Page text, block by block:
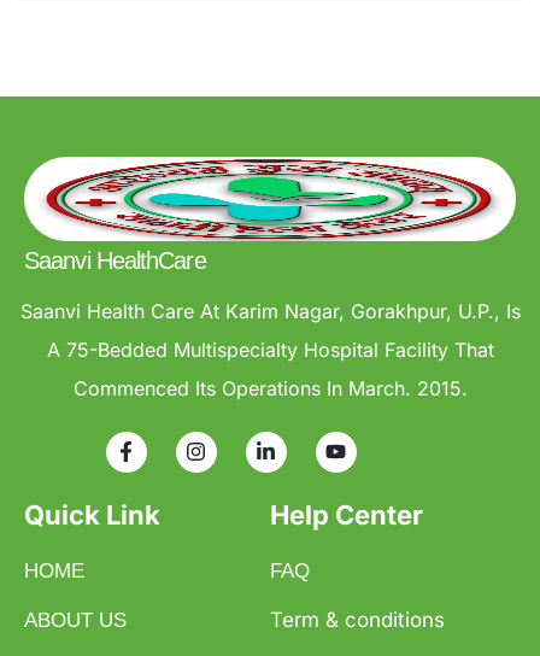
Saanvi HealthCare
Saanvi Health Care At Karim Nagar, Gorakhpur, U.P., Is
A 75-Bedded Multispecialty Hospital Facility That
Commenced Its Operations In March. 2015.
Quick Link
HOME
ABOUT US
Help Center
FAQ
Term & conditions